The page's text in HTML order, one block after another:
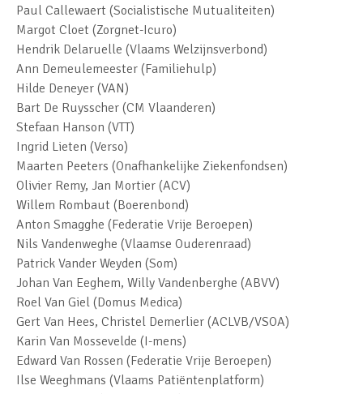
Paul Callewaert (Socialistische Mutualiteiten)
Margot Cloet (Zorgnet-Icuro)
Hendrik Delaruelle (Vlaams Welzijnsverbond)
Ann Demeulemeester (Familiehulp)
Hilde Deneyer (VAN)
Bart De Ruysscher (CM Vlaanderen)
Stefaan Hanson (VTT)
Ingrid Lieten (Verso)
Maarten Peeters (Onafhankelijke Ziekenfondsen)
Olivier Remy, Jan Mortier (ACV)
Willem Rombaut (Boerenbond)
Anton Smagghe (Federatie Vrije Beroepen)
Nils Vandenweghe (Vlaamse Ouderenraad)
Patrick Vander Weyden (Som)
Johan Van Eeghem, Willy Vandenberghe (ABVV)
Roel Van Giel (Domus Medica)
Gert Van Hees, Christel Demerlier (ACLVB/VSOA)
Karin Van Mossevelde (I-mens)
Edward Van Rossen (Federatie Vrije Beroepen)
Ilse Weeghmans (Vlaams Patiëntenplatform)